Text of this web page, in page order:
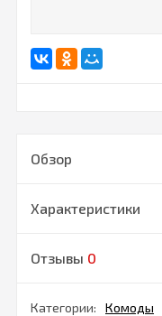
Обзор
Характеристики
Отзывы 0
Категории: Комоды